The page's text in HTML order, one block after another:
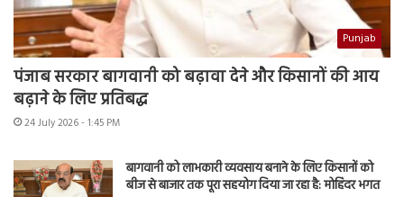
Punjab
पंजाब सरकार बागवानी को बढ़ावा देने और किसानों की आय
बढ़ाने के लिए प्रतिबद्ध
24 July 2026 - 1:45 PM
बागवानी को लाभकारी व्यवसाय बनाने के लिए किसानों को
बीज से बाजार तक पूरा सहयोग दिया जा रहा है: मोहिंदर भगत